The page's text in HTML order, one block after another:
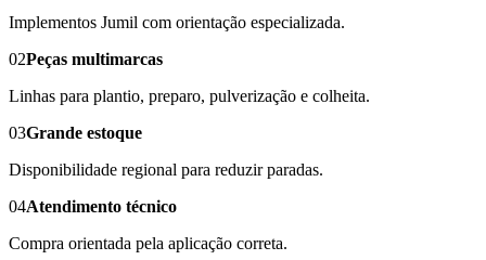
Implementos Jumil com orientação especializada.
02Peças multimarcas
Linhas para plantio, preparo, pulverização e colheita.
03Grande estoque
Disponibilidade regional para reduzir paradas.
04Atendimento técnico
Compra orientada pela aplicação correta.